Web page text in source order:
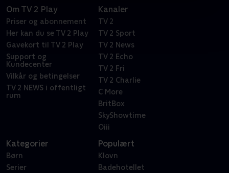
Om TV 2 Play
Priser og abonnement
Her kan du se TV 2 Play
Gavekort til TV 2 Play
Support og
Kundecenter
Vilkår og betingelser
TV 2 NEWS i offentligt
rum
Kanaler
TV 2
TV 2 Sport
TV 2 News
TV 2 Echo
TV 2 Fri
TV 2 Charlie
C More
BritBox
SkyShowtime
Oiii
Kategorier
Børn
Serier
Populært
Klovn
Badehotellet